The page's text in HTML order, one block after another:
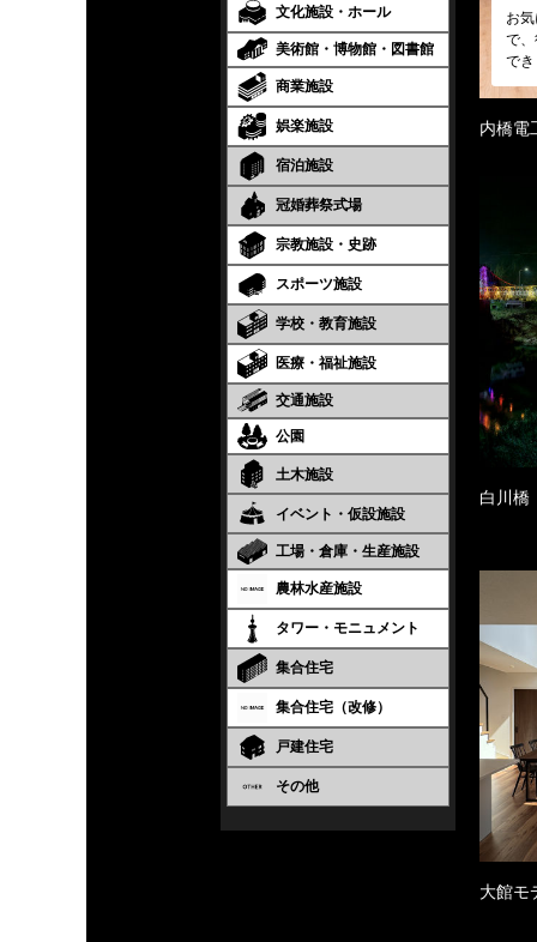
文化施設・ホール
美術館・博物館・図書館
商業施設
娯楽施設
宿泊施設
冠婚葬祭式場
宗教施設・史跡
スポーツ施設
学校・教育施設
医療・福祉施設
交通施設
公園
土木施設
イベント・仮設施設
工場・倉庫・生産施設
農林水産施設
タワー・モニュメント
集合住宅
集合住宅（改修）
戸建住宅
その他
お
で
で
内橋電
白川橋
大館モ